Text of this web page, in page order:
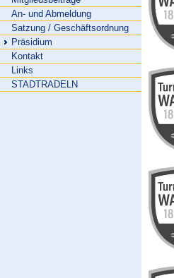
An- und Abmeldung
Satzung / Geschäftsordnung
Präsidium
Kontakt
Links
STADTRADELN